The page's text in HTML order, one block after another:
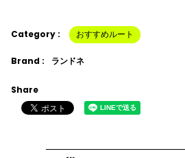
Category : おすすめルート
Brand : ランドネ
Share